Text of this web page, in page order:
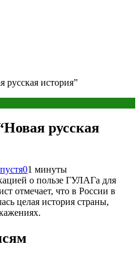
история”
русская
01 минуты
о пользе ГУЛАГа для
отмечает, что в России в
целая история страны,